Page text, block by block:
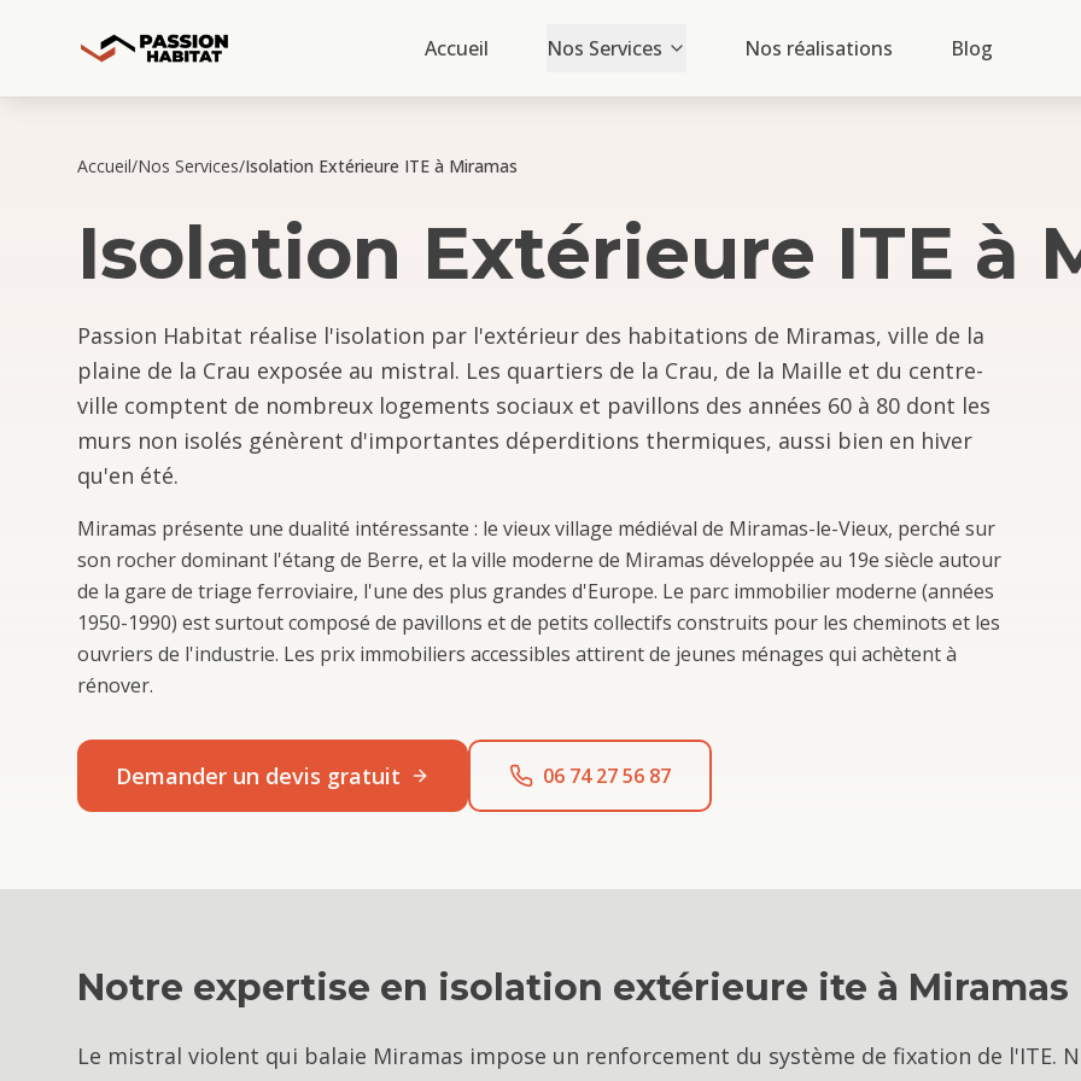
Accueil Nos Services Nos réalisations Blog
Accueil/Nos Services/Isolation Extérieure ITE à Miramas
Isolation Extérieure ITE à
Passion Habitat réalise l'isolation par l'extérieur des habitations de Miramas, ville de la
plaine de la Crau exposée au mistral. Les quartiers de la Crau, de la Maille et du centre-
ville comptent de nombreux logements sociaux et pavillons des années 60 à 80 dont les
murs non isolés génèrent d'importantes déperditions thermiques, aussi bien en hiver
qu'en été.
Miramas présente une dualité intéressante : le vieux village médiéval de Miramas-le-Vieux, perché sur
son rocher dominant l'étang de Berre, et la ville moderne de Miramas développée au 19e siècle autour
de la gare de triage ferroviaire, l'une des plus grandes d'Europe. Le parc immobilier moderne (années
1950-1990) est surtout composé de pavillons et de petits collectifs construits pour les cheminots et les
ouvriers de l'industrie. Les prix immobiliers accessibles attirent de jeunes ménages qui achètent à
rénover.
Demander un devis gratuit 06 74 27 56 87
Notre expertise en isolation extérieure ite à Miramas
Le mistral violent qui balaie Miramas impose un renforcement du système de fixation de l'ITE.